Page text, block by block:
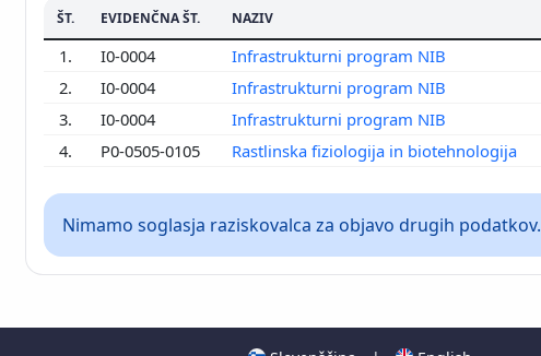
ŠT. EVIDENČNA ŠT. NAZIV
1. I0-0004 Infrastrukturni program NIB
2.
I0-0004 Infrastrukturni program NIB
3.
I0-0004 Infrastrukturni program NIB
4.
P0-0505-0105 Rastlinska fiziologija in biotehnologija
Nimamo soglasja raziskovalca za objavo drugih podatkov.